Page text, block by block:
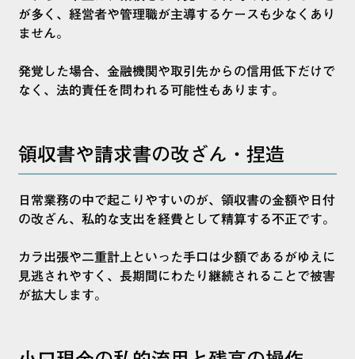
が多く、経営者や管理職が主導するケースも少なくあり
ません。
発覚した場合、金融機関や取引先からの信用低下だけで
なく、法的責任を問われる可能性もあります。
領収書や請求書の改ざん・捏造
日常業務の中で起こりやすいのが、領収書の金額や日付
の改ざん、私的な支出を経費として精算する不正です。
カラ出張や二重計上といった手口は少額であるがゆえに
見逃されやすく、長期間にわたり継続されることで被害
が拡大します。